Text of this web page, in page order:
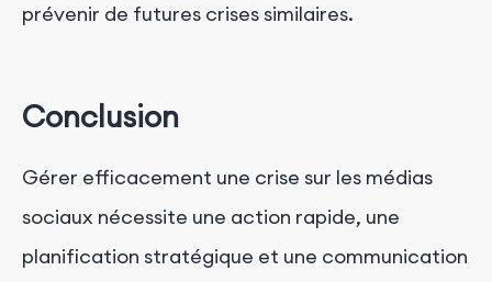
prévenir de futures crises similaires.
Conclusion
Gérer efficacement une crise sur les médias
sociaux nécessite une action rapide, une
planification stratégique et une communication